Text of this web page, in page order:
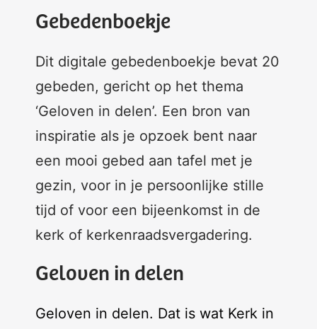
Gebedenboekje
Dit digitale gebedenboekje bevat 20
gebeden, gericht op het thema
‘Geloven in delen’. Een bron van
inspiratie als je opzoek bent naar
een mooi gebed aan tafel met je
gezin, voor in je persoonlijke stille
tijd of voor een bijeenkomst in de
kerk of kerkenraadsvergadering.
Geloven in delen
Geloven in delen. Dat is wat Kerk in